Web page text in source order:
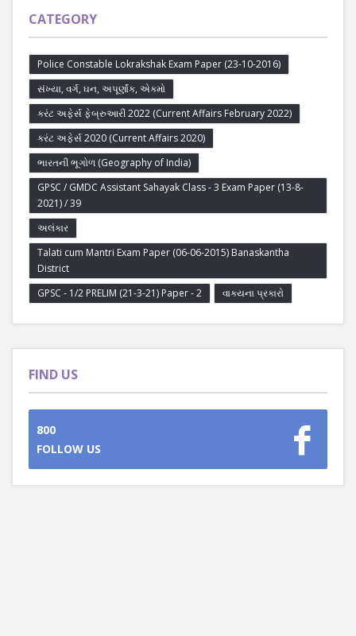
CATEGORY
Police Constable Lokrakshak Exam Paper (23-10-2016)
સંખ્યા, વર્ગ, ઘન, અપૂર્ણાંક, એકમો
કરંટ અફેર્સ ફેબ્રુઆરી 2022 (Current Affairs February 2022)
કરંટ અફેર્સ 2020 (Current Affairs 2020)
ભારતની ભૂગોળ (Geography of India)
GPSC / GMDC Assistant Sahayak Class - 3 Exam Paper (13-8-
2021) / 39
અલંકાર
Talati cum Mantri Exam Paper (06-06-2015) Banaskantha
District
GPSC - 1/2 PRELIM (21-3-21) Paper - 2
વાક્યના પ્રકારો
FIND US
800
FOLLOW US